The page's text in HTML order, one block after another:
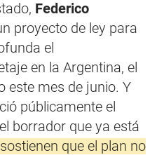
Federico
proyecto de ley para
el
en la Argentina, el
este mes de junio. Y
públicamente el
borrador que ya está
que el plan no